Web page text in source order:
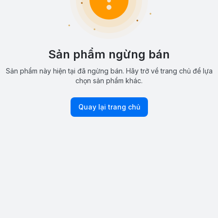
Sản phẩm ngừng bán
Sản phẩm này hiện tại đã ngừng bán. Hãy trở về trang chủ để lựa
chọn sản phẩm khác.
Quay lại trang chủ